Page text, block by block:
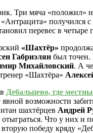
Три мяча «положил»
получился
перевес в четыре
«Шахтёр»
Габриэлян был точен.
Михайловский. А
«Шахтёра»
Дебальцево, где
возможности
шахтёрцев Андрей
Что у них и
победу кряду